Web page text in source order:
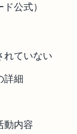
公式）
れていない
詳細
動内容